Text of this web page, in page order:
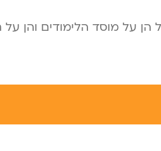
הן על מוסד הלימודים והן